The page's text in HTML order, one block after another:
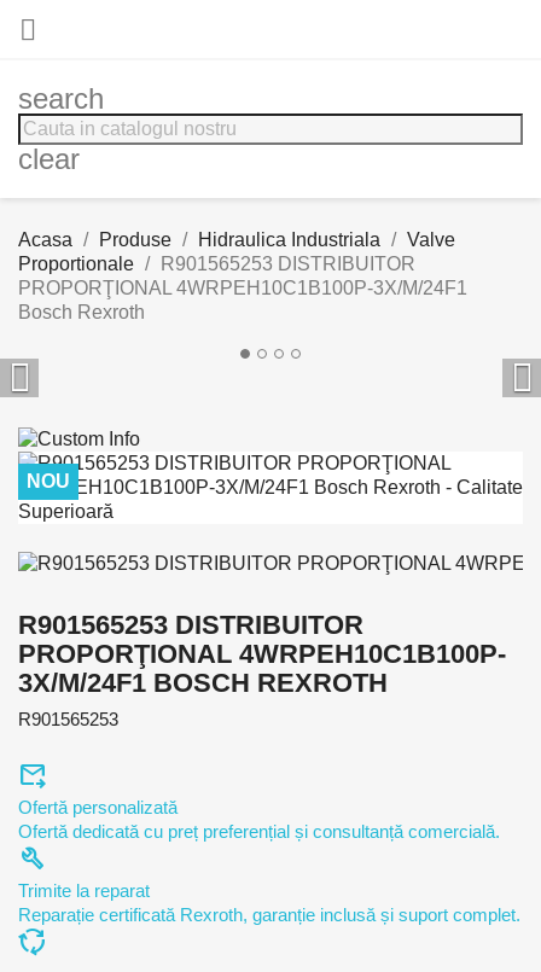

search
clear
Acasa Produse Hidraulica Industriala
Valve
Proportionale
R901565253 DISTRIBUITOR
PROPORŢIONAL 4WRPEH10C1B100P-3X/M/24F1
Bosch Rexroth
 
NOU
R901565253 DISTRIBUITOR
PROPORŢIONAL 4WRPEH10C1B100P-
3X/M/24F1 BOSCH REXROTH
R901565253
forward_to_inbox
Ofertă personalizată
Ofertă dedicată cu preț preferențial și consultanță comercială.
build
Trimite la reparat
Reparație certificată Rexroth, garanție inclusă și suport complet.
cycle